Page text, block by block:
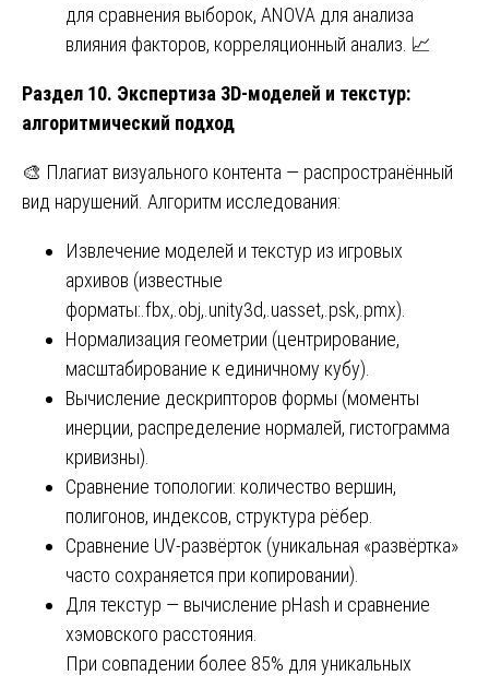
для сравнения выборок, ANOVA для анализа
влияния факторов, корреляционный анализ. 📈
Раздел 10. Экспертиза 3D-моделей и текстур:
алгоритмический подход
🎨 Плагиат визуального контента — распространённый
вид нарушений. Алгоритм исследования:
Извлечение моделей и текстур из игровых
архивов (известные
форматы:.fbx,.obj,.unity3d,.uasset,.psk,.pmx).
Нормализация геометрии (центрирование,
масштабирование к единичному кубу).
Вычисление дескрипторов формы (моменты
инерции, распределение нормалей, гистограмма
кривизны).
Сравнение топологии: количество вершин,
полигонов, индексов, структура рёбер.
Сравнение UV-развёрток (уникальная «развёртка»
часто сохраняется при копировании).
Для текстур — вычисление pHash и сравнение
хэмовского расстояния.
При совпадении более 85% для уникальных